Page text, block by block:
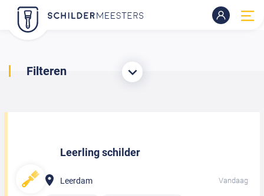
Filteren
Leerling schilder
Leerdam Vandaag